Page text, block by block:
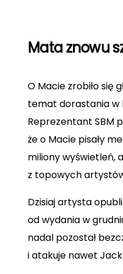
Mata znowu
O Macie zrobiło się
temat dorastania w
Reprezentant SBM
że o Macie pisały
miliony wyświetleń,
z topowych
Dzisiaj artysta
od wydania w
nadal pozostał
i atakuje nawet